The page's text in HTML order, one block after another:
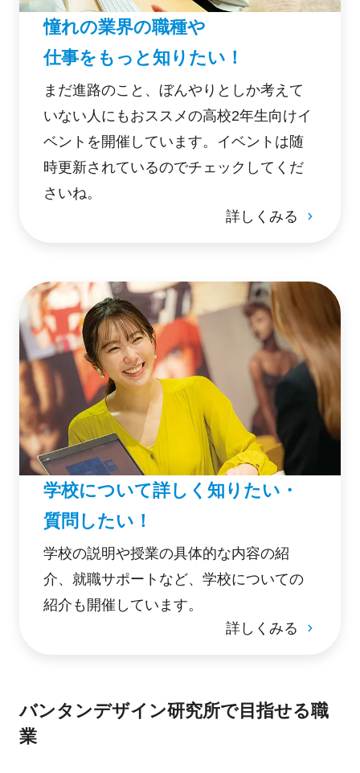
憧れの業界の職種や
仕事をもっと知りたい！
まだ進路のこと、ぼんやりとしか考えて
いない人にもおススメの高校2年生向けイ
ベントを開催しています。イベントは随
時更新されているのでチェックしてくだ
さいね。
詳しくみる
学校について詳しく知りたい・
質問したい！
学校の説明や授業の具体的な内容の紹
介、就職サポートなど、学校についての
紹介も開催しています。
詳しくみる
バンタンデザイン研究所で目指せる職
業